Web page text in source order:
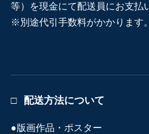
等）を現金にて配送員にお支払
※別途代引手数料がかかります。
配送方法について
●版画作品・ポスター